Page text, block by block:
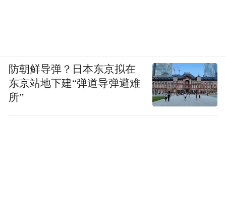
防朝鲜导弹？日本东京拟在
东京站地下建“弹道导弹避难
所”